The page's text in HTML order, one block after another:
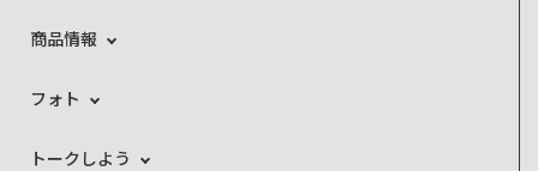
商品情報
フォト
トークしよう